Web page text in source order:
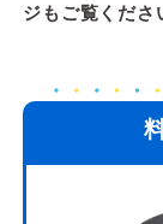
ジもご覧くださ